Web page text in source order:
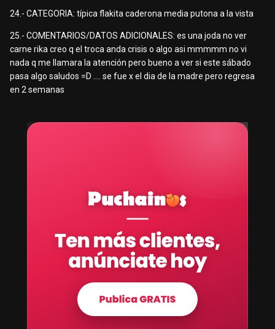
24.- CATEGORIA: típica flakita caderona media putona a la vista
25.- COMENTARIOS/DATOS ADICIONALES: es una joda no ver
carne rika creo q el troca anda crisis o algo asi mmmmm no vi
nada q me llamara la atención pero bueno a ver si este sábado
pasa algo saludos =D .... se fue x el dia de la madre pero regresa
en 2 semanas